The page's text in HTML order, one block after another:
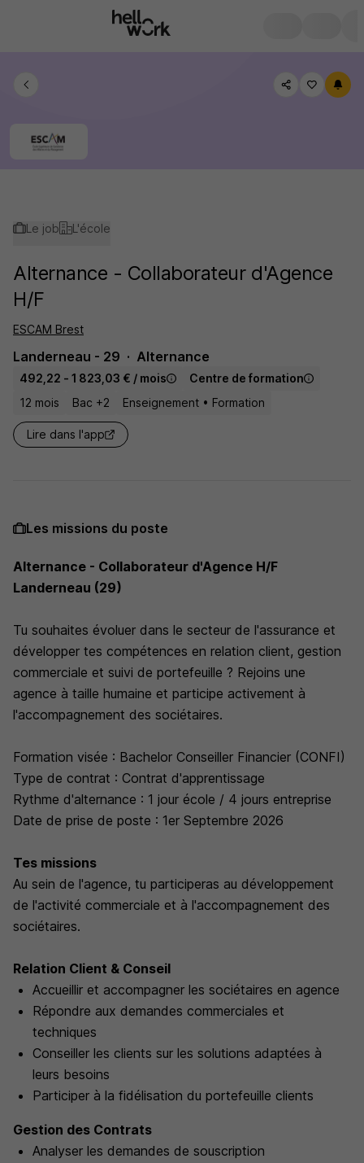
Le job L'école
Alternance - Collaborateur d'Agence
H/F
ESCAM Brest
Landerneau - 29 Alternance
492,22 - 1 823,03 € / mois
Centre de formation
12 mois
Bac +2 Enseignement • Formation
Lire dans l'app
Les missions du poste
Alternance - Collaborateur d'Agence H/F
Landerneau (29)
Tu souhaites évoluer dans le secteur de l'assurance et
développer tes compétences en relation client, gestion
commerciale et suivi de portefeuille ? Rejoins une
agence à taille humaine et participe activement à
l'accompagnement des sociétaires.
Formation visée : Bachelor Conseiller Financier (CONFI)
Type de contrat : Contrat d'apprentissage
Rythme d'alternance : 1 jour école / 4 jours entreprise
Date de prise de poste : 1er Septembre 2026
Tes missions
Au sein de l'agence, tu participeras au développement
de l'activité commerciale et à l'accompagnement des
sociétaires.
Relation Client & Conseil
Accueillir et accompagner les sociétaires en agence
Répondre aux demandes commerciales et
techniques
Conseiller les clients sur les solutions adaptées à
leurs besoins
Participer à la fidélisation du portefeuille clients
Gestion des Contrats
Analyser les demandes de souscription